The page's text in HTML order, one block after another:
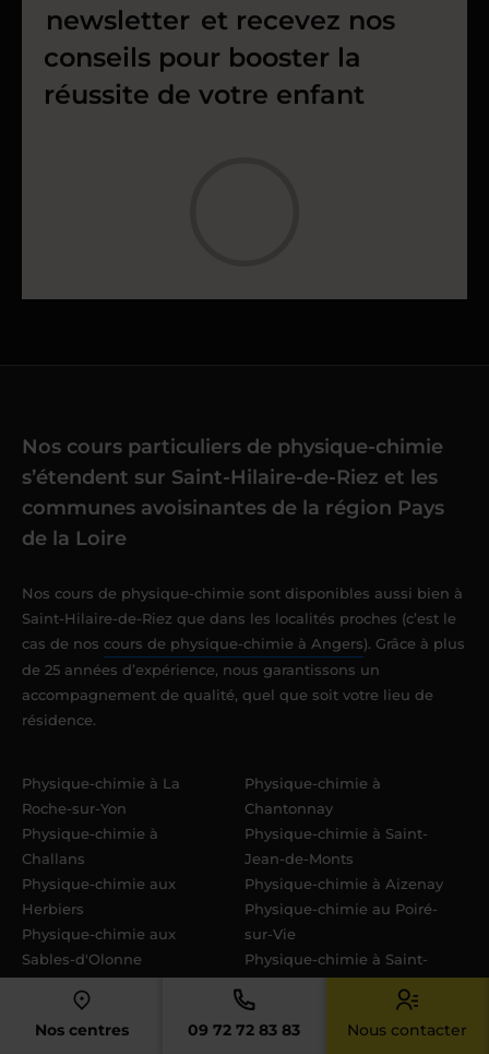
Nos centres 09 72 72 83 83 Nous contacter
newsletter et recevez nos
conseils pour booster la
réussite de votre enfant
Nos cours particuliers de physique-chimie
s’étendent sur Saint-Hilaire-de-Riez et les
communes avoisinantes de la région Pays
de la Loire
Nos cours de physique-chimie sont disponibles aussi bien à
Saint-Hilaire-de-Riez que dans les localités proches (c’est le
cas de nos cours de physique-chimie à Angers). Grâce à plus
de 25 années d’expérience, nous garantissons un
accompagnement de qualité, quel que soit votre lieu de
résidence.
Physique-chimie à La
Roche-sur-Yon
Physique-chimie à
Challans
Physique-chimie aux
Herbiers
Physique-chimie aux
Sables-d'Olonne
Fontenay-le-Comte
Physique-chimie à Luçon
Physique-chimie à
Chantonnay
Physique-chimie à Saint-
Jean-de-Monts
Physique-chimie à Aizenay
Physique-chimie au Poiré-
sur-Vie
Physique-chimie à Saint-
Physique-chimie à
Talmont-Saint-Hilaire